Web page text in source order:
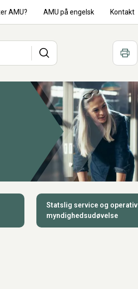
AMU? AMU på engelsk Kontakt
Søg Print
Statslig service og operativ
myndighedsudøvelse